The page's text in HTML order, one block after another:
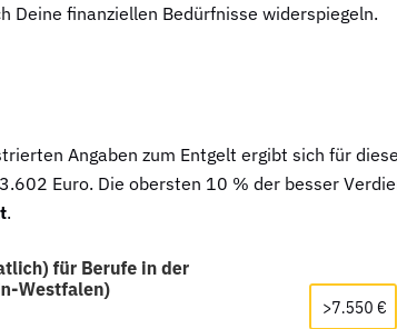
Deine finanziellen Bedürfnisse widerspiegeln.
Angaben zum Entgelt ergibt sich für
Euro. Die obersten 10 % der besser
.